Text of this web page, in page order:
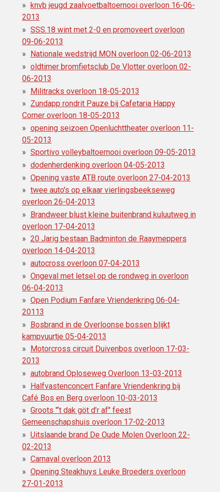
knvb jeugd zaalvoetbaltoernooi overloon 16-06-
2013
SSS.18 wint met 2-0 en promoveert overloon
09-06-2013
Nationale wedstrijd MON overloon 02-06-2013
oldtimer bromfietsclub De Vlotter overloon 02-
06-2013
Militracks overloon 18-05-2013
Zundapp rondrit Pauze bij Cafetaria Happy
Corner overloon 18-05-2013
opening seizoen Openluchttheater overloon 11-
05-2013
Sportivo volleybaltoernooi overloon 09-05-2013
dodenherdenking overloon 04-05-2013
Opening vaste ATB route overloon 27-04-2013
twee auto's op elkaar vierlingsbeekseweg
overloon 26-04-2013
Brandweer blust kleine buitenbrand kuluutweg in
overloon 17-04-2013
20 Jarig bestaan Badminton de Raaymeppers
overloon 14-04-2013
autocross overloon 07-04-2013
Ongeval met letsel op de rondweg in overloon
06-04-2013
Open Podium Fanfare Vriendenkring 06-04-
20113
Bosbrand in de Overloonse bossen blijkt
kampvuurtje 05-04-2013
Motorcross circuit Duivenbos overloon 17-03-
2013
autobrand Oploseweg Overloon 13-03-2013
Halfvastenconcert Fanfare Vriendenkring bij
Café Bos en Berg overloon 10-03-2013
Groots "‘t dak göt d’r af" feest
Gemeenschapshuis overloon 17-02-2013
Uitslaande brand De Oude Molen Overloon 22-
02-2013
Carnaval overloon 2013
Opening Steakhuys Leuke Broeders overloon
27-01-2013